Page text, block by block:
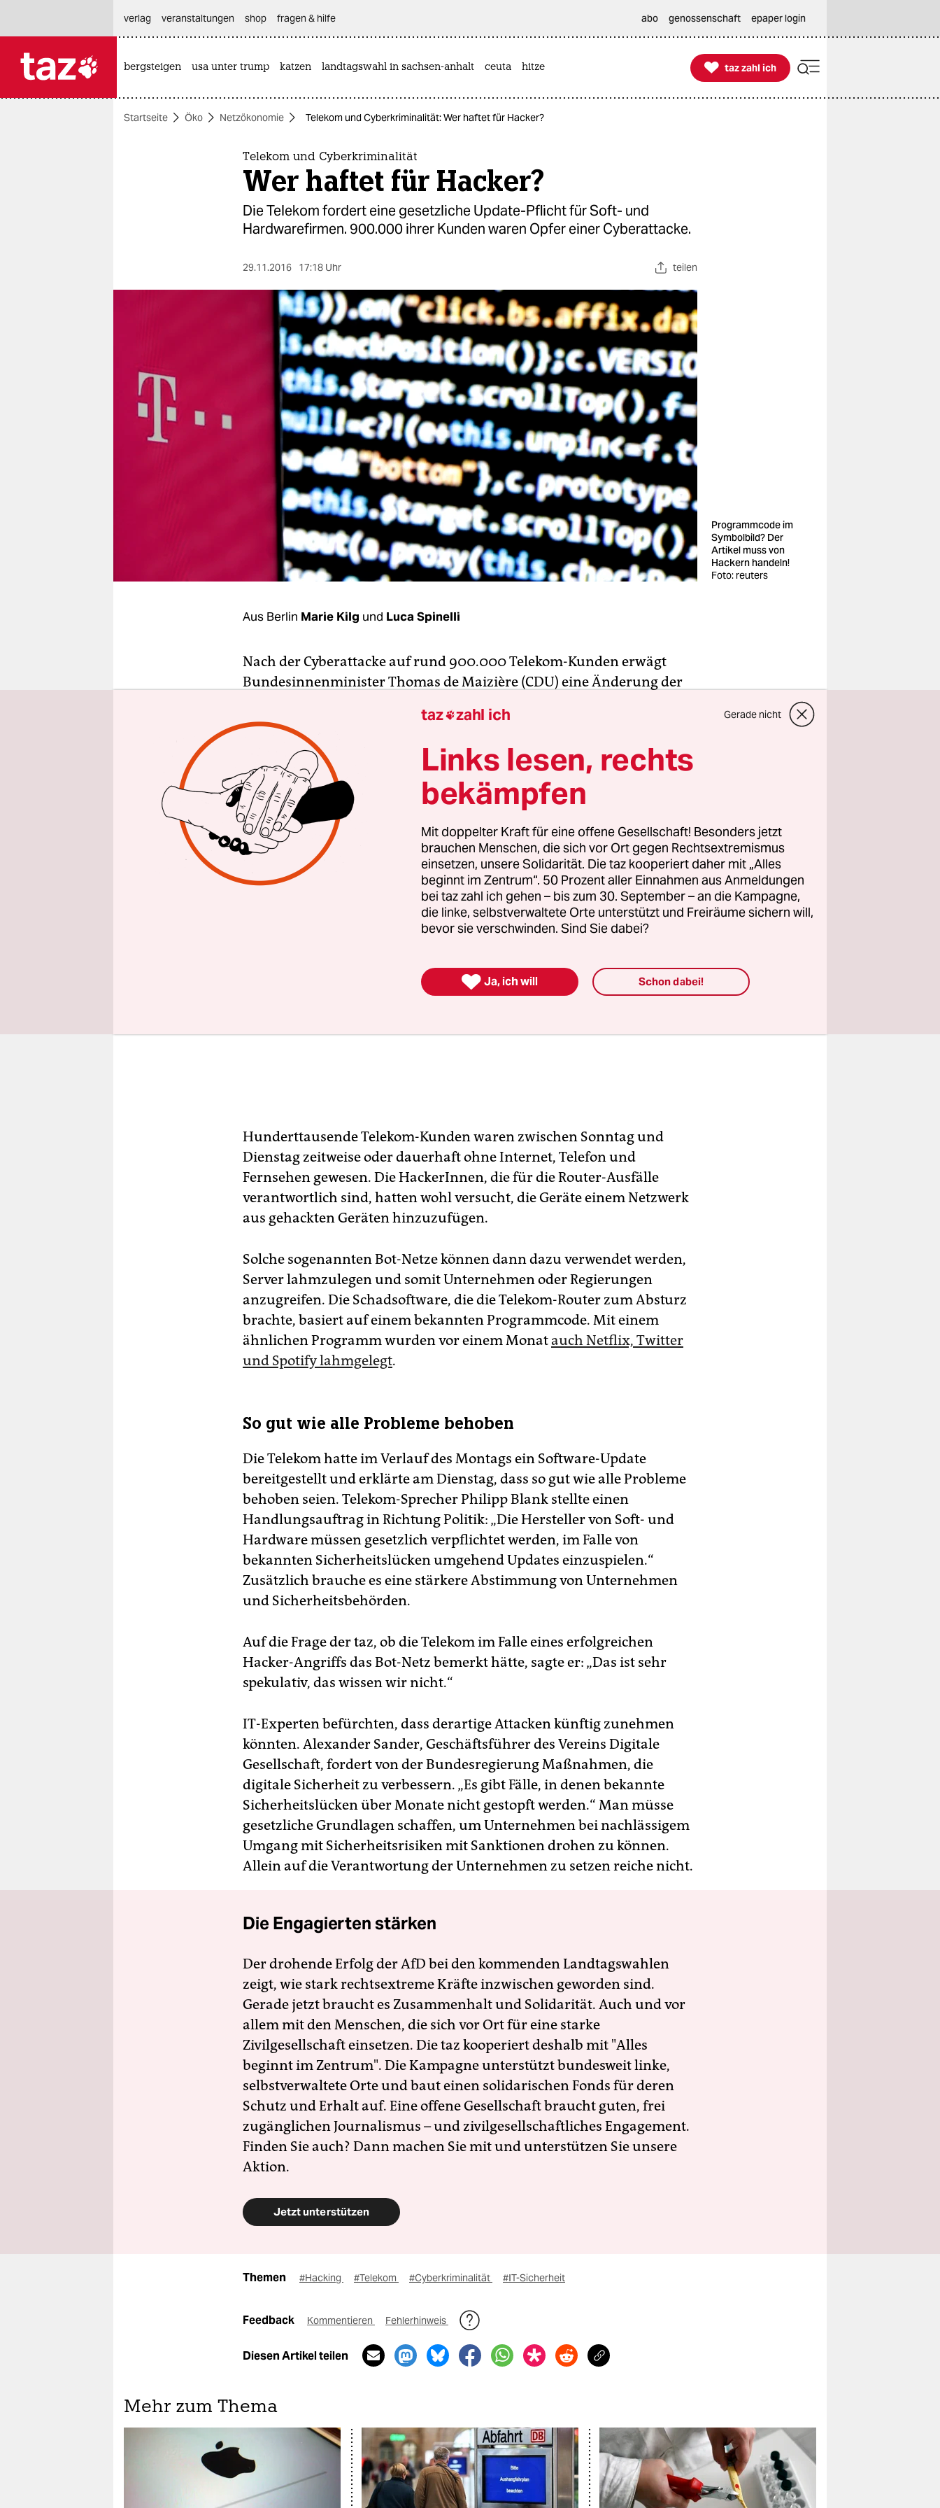
themen
wahrheit
verlag
verlag
verlag
veranstaltungen shop fragen & hilfe abo genossenschaft epaper login
bergsteigen usa unter trump katzen landtagswahl in sachsen-anhalt ceuta hitze 
taz zahl ich
taz zahl ich
Startseite Öko Netzökonomie Telekom und Cyberkriminalität: Wer haftet für Hacker?
Telekom und Cyberkriminalität
Wer haftet für Hacker?
Die Telekom fordert eine gesetzliche Update-Pflicht für Soft- und
Hardwarefirmen. 900.000 ihrer Kunden waren Opfer einer Cyberattacke.
29.11.2016 17:18 Uhr teilen
Programmcode im
Symbolbild? Der
Artikel muss von
Hackern handeln!
Foto: reuters
Aus Berlin Marie Kilg und Luca Spinelli
Nach der Cyberattacke auf rund 900.000 Telekom-Kunden erwägt
Bundesinnenminister Thomas de Maizière (CDU) eine Änderung der
diejenigen, die Inhalte transportierten, stünden in einer
Verantwortung und Haftung, sagte de Maizière.
Bundeskanzlerin Angela Merkel (CDU) sagte am Dienstag,
Deutschland müsse sich in Zukunft auf derartige Angriffe einstellen.
„Man darf sich davon auch nicht irritieren lassen“, mahnte sie. „Man
muss nur wissen, dass es so etwas gibt, und lernen, damit zu leben.“
Hunderttausende Telekom-Kunden waren zwischen Sonntag und
Dienstag zeitweise oder dauerhaft ohne Internet, Telefon und
Fernsehen gewesen. Die HackerInnen, die für die Router-Ausfälle
verantwortlich sind, hatten wohl versucht, die Geräte einem Netzwerk
aus gehackten Geräten hinzuzufügen.
Solche sogenannten Bot-Netze können dann dazu verwendet werden,
Server lahmzulegen und somit Unternehmen oder Regierungen
anzugreifen. Die Schadsoftware, die die Telekom-Router zum Absturz
brachte, basiert auf einem bekannten Programmcode. Mit einem
ähnlichen Programm wurden vor einem Monat auch Netflix, Twitter
und Spotify lahmgelegt.
So gut wie alle Probleme behoben
Die Telekom hatte im Verlauf des Montags ein Software-Update
bereitgestellt und erklärte am Dienstag, dass so gut wie alle Probleme
behoben seien. Telekom-Sprecher Philipp Blank stellte einen
Handlungsauftrag in Richtung Politik: „Die Hersteller von Soft- und
Hardware müssen gesetzlich verpflichtet werden, im Falle von
bekannten Sicherheitslücken umgehend Updates einzuspielen.“
Zusätzlich brauche es eine stärkere Abstimmung von Unternehmen
und Sicherheitsbehörden.
Auf die Frage der taz, ob die Telekom im Falle eines erfolgreichen
Hacker-Angriffs das Bot-Netz bemerkt hätte, sagte er: „Das ist sehr
spekulativ, das wissen wir nicht.“
IT-Experten befürchten, dass derartige Attacken künftig zunehmen
könnten. Alexander Sander, Geschäftsführer des Vereins Digitale
Gesellschaft, fordert von der Bundesregierung Maßnahmen, die
digitale Sicherheit zu verbessern. „Es gibt Fälle, in denen bekannte
Sicherheitslücken über Monate nicht gestopft werden.“ Man müsse
gesetzliche Grundlagen schaffen, um Unternehmen bei nachlässigem
Umgang mit Sicherheitsrisiken mit Sanktionen drohen zu können.
Allein auf die Verantwortung der Unternehmen zu setzen reiche nicht.
Die Engagierten stärken
Der drohende Erfolg der AfD bei den kommenden Landtagswahlen
zeigt, wie stark rechtsextreme Kräfte inzwischen geworden sind.
Gerade jetzt braucht es Zusammenhalt und Solidarität. Auch und vor
allem mit den Menschen, die sich vor Ort für eine starke
Zivilgesellschaft einsetzen. Die taz kooperiert deshalb mit "Alles
beginnt im Zentrum". Die Kampagne unterstützt bundesweit linke,
selbstverwaltete Orte und baut einen solidarischen Fonds für deren
Schutz und Erhalt auf. Eine offene Gesellschaft braucht guten, frei
zugänglichen Journalismus – und zivilgesellschaftliches Engagement.
Finden Sie auch? Dann machen Sie mit und unterstützen Sie unsere
Aktion.
Jetzt unterstützen
Themen #Hacking #Telekom #Cyberkriminalität #IT-Sicherheit
Feedback Kommentieren Fehlerhinweis
Diesen Artikel teilen
Mehr zum Thema
taz zahl ich Gerade nicht
Links lesen, rechts
bekämpfen
Mit doppelter Kraft für eine offene Gesellschaft! Besonders jetzt
brauchen Menschen, die sich vor Ort gegen Rechtsextremismus
einsetzen, unsere Solidarität. Die taz kooperiert daher mit „Alles
beginnt im Zentrum“. 50 Prozent aller Einnahmen aus Anmeldungen
bei taz zahl ich gehen – bis zum 30. September – an die Kampagne,
die linke, selbstverwaltete Orte unterstützt und Freiräume sichern will,
bevor sie verschwinden. Sind Sie dabei?
 Ja, ich will Schon dabei!